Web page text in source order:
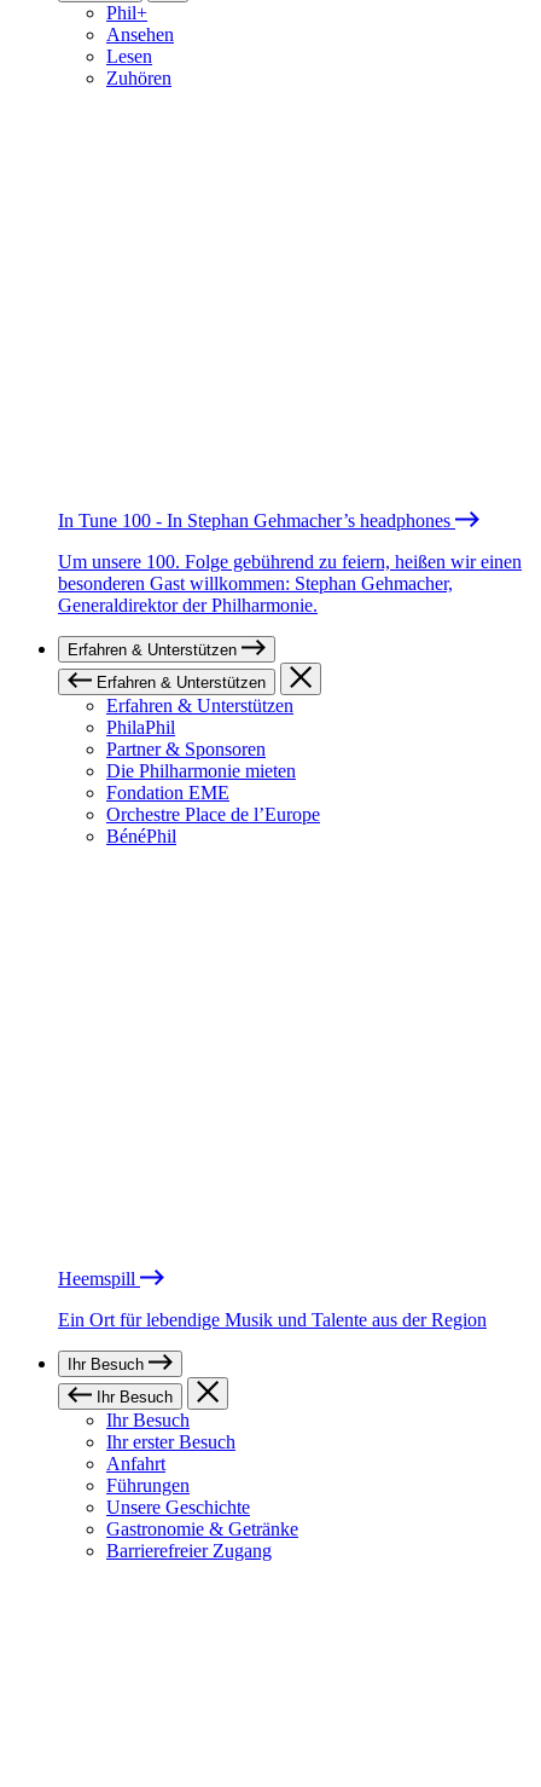
Phil+
Ansehen
Lesen
Zuhören
In Tune 100 - In Stephan Gehmacher’s headphones
Um unsere 100. Folge gebührend zu feiern, heißen wir einen
besonderen Gast willkommen: Stephan Gehmacher,
Generaldirektor der Philharmonie.
Erfahren & Unterstützen
Erfahren & Unterstützen
Erfahren & Unterstützen
PhilaPhil
Partner & Sponsoren
Die Philharmonie mieten
Fondation EME
Orchestre Place de l’Europe
BénéPhil
Heemspill
Ein Ort für lebendige Musik und Talente aus der Region
Ihr Besuch
Ihr Besuch
Ihr Besuch
Ihr erster Besuch
Anfahrt
Führungen
Unsere Geschichte
Gastronomie & Getränke
Barrierefreier Zugang